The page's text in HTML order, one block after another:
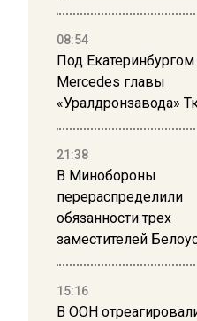
08:54
Под
Mercedes главы
«Уралдронзавода»
21:38
В Минобороны
перераспределили
обязанности трех
заместителей
15:16
В ООН